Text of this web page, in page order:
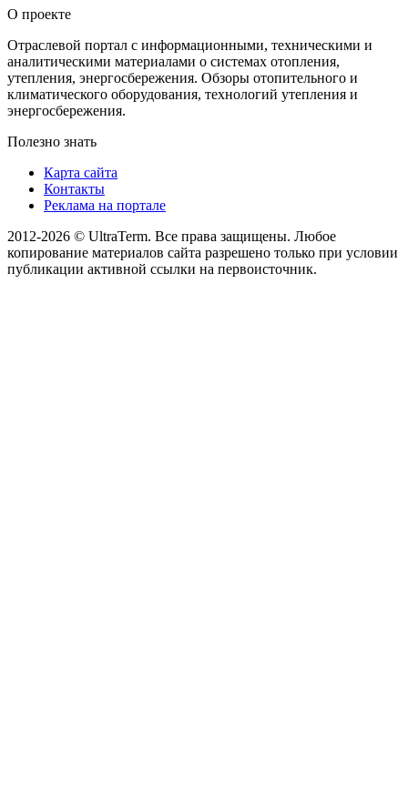
О проекте
Отраслевой портал с информационными, техническими и
аналитическими материалами о системах отопления,
утепления, энергосбережения. Обзоры отопительного и
климатического оборудования, технологий утепления и
энергосбережения.
Полезно знать
Карта сайта
Контакты
Реклама на портале
2012-2026 © UltraTerm. Все права защищены. Любое
копирование материалов сайта разрешено только при условии
публикации активной ссылки на первоисточник.